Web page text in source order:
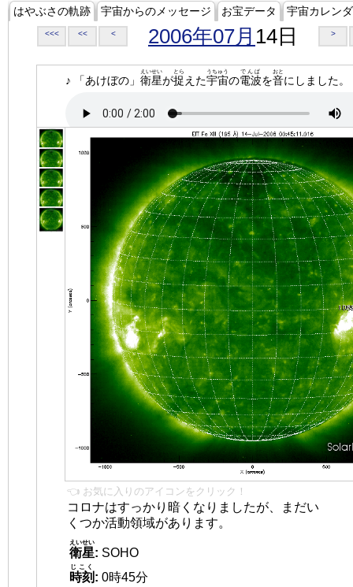
はやぶさの軌跡 宇宙からのメッセージ お宝データ 宇宙カレン
<<< << < 2006年07月 14日 >
♪ 「あけぼの」 衛星
えいせい
が捉
とら
えた宇宙
うちゅう
の電波
でんぱ
を音
おと
にしました。
👈 お気に入りのアイコンをクリック！
コロナはすっかり暗くなりましたが、まだい
くつか活動領域があります。
衛星
えいせい
: SOHO
時刻
じこく
: 0時45分